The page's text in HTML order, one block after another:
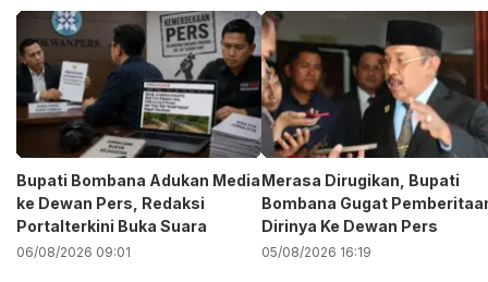
Bupati Bombana Adukan Media
ke Dewan Pers, Redaksi
Portalterkini Buka Suara
06/08/2026 09:01
Merasa Dirugikan, Bupati
Bombana Gugat
Dirinya Ke Dewan Pers
05/08/2026 16:19